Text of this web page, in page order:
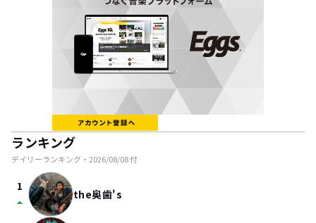
ランキング
デイリーランキング・ 2026/08/08付
1
arrow_drop_up the奥歯's